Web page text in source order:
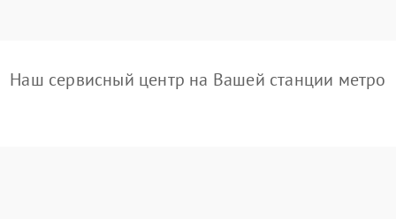
Наш сервисный центр на Вашей станции метро